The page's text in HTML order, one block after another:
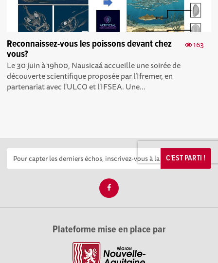
163
Reconnaissez-vous les poissons devant chez
vous?
Le 30 juin à 19h00, Nausicaá accueille une soirée de
découverte scientifique proposée par l’Ifremer, en
partenariat avec l'ULCO et l'IFSEA. Une...
C'EST PARTI !
Plateforme mise en place par